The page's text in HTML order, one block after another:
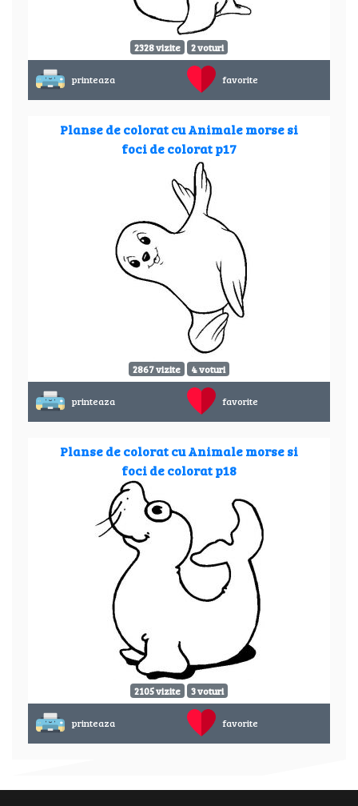
2328 vizite 2 voturi
printeaza favorite
Planse de colorat cu Animale morse si
foci de colorat p17
2867 vizite 4 voturi
printeaza favorite
Planse de colorat cu Animale morse si
foci de colorat p18
2105 vizite 3 voturi
printeaza favorite